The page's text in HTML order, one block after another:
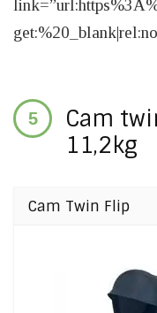
Cam
11,2kg
Cam Twin Flip